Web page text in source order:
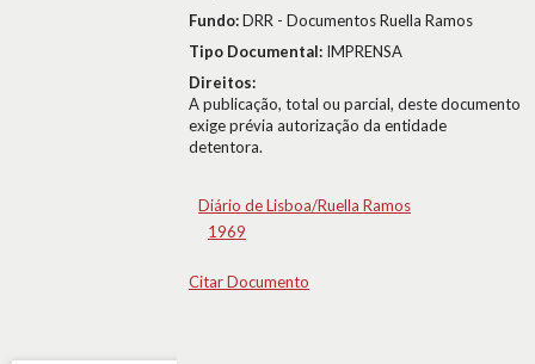
Fundo:DRR - Documentos Ruella Ramos
Tipo Documental: IMPRENSA
Direitos:
A publicação, total ou parcial, deste documento
exige prévia autorização da entidade
detentora.
Diário de Lisboa/Ruella Ramos
1969
Citar Documento